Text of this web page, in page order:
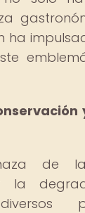
ha
de
la
diversos